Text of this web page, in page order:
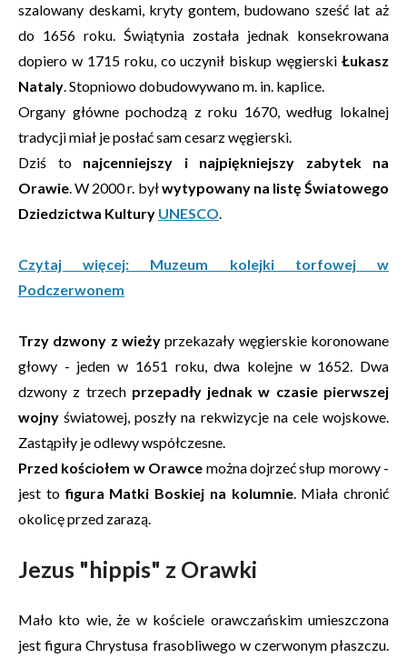
szalowany deskami, kryty gontem, budowano sześć lat aż
do 1656 roku. Świątynia została jednak konsekrowana
dopiero w 1715 roku, co uczynił biskup węgierski Łukasz
Nataly. Stopniowo dobudowywano m. in. kaplice.
Organy główne pochodzą z roku 1670, według lokalnej
tradycji miał je posłać sam cesarz węgierski.
Dziś to najcenniejszy i najpiękniejszy zabytek na
Orawie. W 2000 r. byłwytypowany na listę Światowego
Dziedzictwa Kultury UNESCO.
Czytaj więcej: Muzeum kolejki torfowej w
Podczerwonem
Trzy dzwony z wieży przekazały węgierskie koronowane
głowy - jeden w 1651 roku, dwa kolejne w 1652. Dwa
dzwony z trzech przepadły jednak w czasie pierwszej
wojny światowej, poszły na rekwizycje na cele wojskowe.
Zastąpiły je odlewy współczesne.
Przed kościołem w Orawce można dojrzeć słup morowy -
jest tofigura Matki Boskiej na kolumnie. Miała chronić
okolicę przed zarazą.
Jezus "hippis" z Orawki
Mało kto wie, że w kościele orawczańskim umieszczona
jest figura Chrystusa frasobliwego w czerwonym płaszczu.